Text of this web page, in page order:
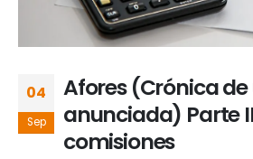
04
Sep
Afores (Crónica
anunciada) Parte
comisiones